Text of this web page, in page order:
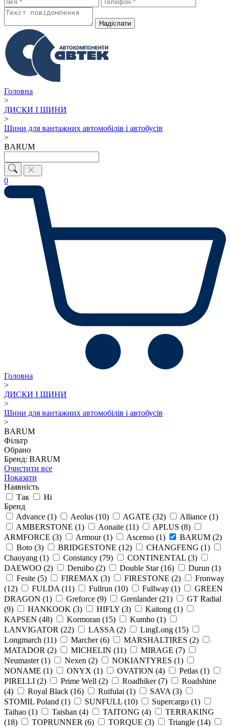
Надiслати
Головна
>
ДИСКИ І ШИНИ
>
Шини для вантажних автомобілів і автобусів
>
BARUM
0
Головна
>
ДИСКИ І ШИНИ
>
Шини для вантажних автомобілів і автобусів
>
BARUM
Фільтр
Обрано
Бренд: BARUM
Очистити все
Показати
Наявність
Так
Ні
Бренд
Advance (1) Aeolus (10) AGATE (32) Alliance (1)
AMBERSTONE (1) Aonaite (11) APLUS (8)
ARMFORCE (3) Armour(1) Ascenso (1) BARUM (2)
Boto (3) BRIDGESTONE (12) CHANGFENG (1)
Chaoyang (1) Constancy (79) CONTINENTAL (3)
DAEWOO (2) Deruibo (2) Double Star(16) Durun (1)
Fesite (5) FIREMAX (3) FIRESTONE (2)
Fronway
(12)
FULDA (11) Fullrun (10) Fullway (1)
GREEN
DRAGON (1) Greforce (9) Grenlander(21)
GT Radial
(9)
HANKOOK (3) HIFLY (3) Kaitong (1)
KAPSEN (48) Kormoran (15) Kumho (1)
LANVIGATOR (22) LASSA (2) LingLong (15)
Longmarch (11) Marcher(6) MARSHALTIRES (2)
MATADOR (2) MICHELIN (11) MIRAGE (7)
Neumaster(1) Nexen (2) NOKIANTYRES (1)
NONAME (1) ONYX (1) OVATION (4) Petlas (1)
PIRELLI (2) Prime Well (2) Roadhiker(7)
Roadshine
(4)
Royal Black (16) Ruifulai (1) SAVA (3)
STOMIL Poland (1) SUNFULL (10) Supercargo (1)
Taihao (1) Taishan (4) TAITONG (4)
TERRAKING
(18)
TOPRUNNER (6) TORQUE (3) Triangle (14)